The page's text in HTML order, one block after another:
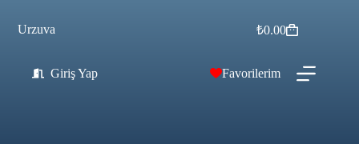
Urzuva ₺0.00
Giriş Yap Favorilerim